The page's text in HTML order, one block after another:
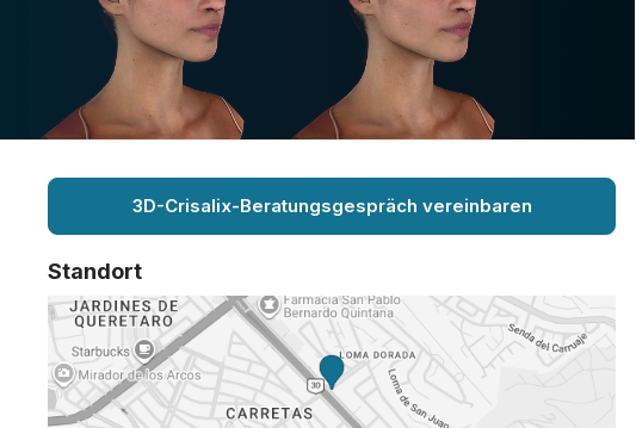
3D-Crisalix-Beratungsgespräch vereinbaren
Standort